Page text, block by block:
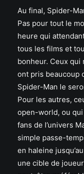
Au final, Spider-
Pas pour tout le
heure qui
tous les films et
bonheur. Ceux qui
ont pris beaucoup
Spider-Man le
Pour les autres,
open-world, ou
fans de l’univers
simple passe-
en haleine
une cible de